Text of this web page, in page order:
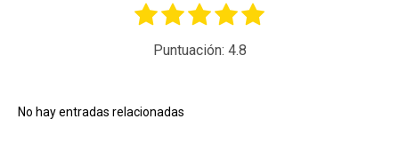
Puntuación: 4.8
No hay entradas relacionadas